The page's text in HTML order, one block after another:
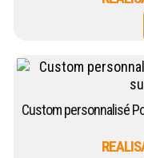
Custom personnalisé